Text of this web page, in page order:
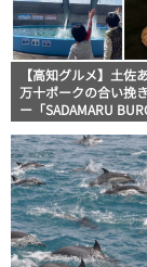
【高知グルメ】土佐
万十ポークの合い挽
ー「SADAMARU
戸ドルフィンセンタ
い体験！ ほっとこう
報